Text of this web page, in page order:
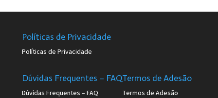
Políticas de Privacidade
Políticas de Privacidade
Dúvidas Frequentes – FAQ
Dúvidas Frequentes – FAQ
Termos de Adesão
Termos de Adesão